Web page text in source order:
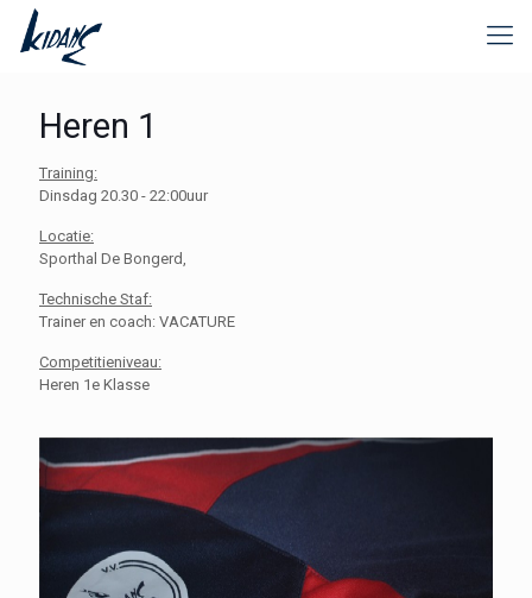
Heren 1
Training:
Dinsdag 20.30 - 22:00uur
Locatie:
Sporthal De Bongerd,
Technische Staf:
Trainer en coach: VACATURE
Competitieniveau:
Heren 1e Klasse